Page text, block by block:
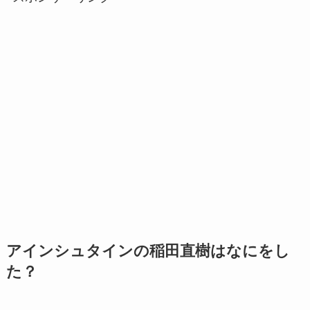
アインシュタインの稲田直樹はなにをし
た？